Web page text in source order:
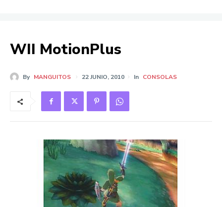
WII MotionPlus
By MANGUITOS 22 JUNIO, 2010 In CONSOLAS